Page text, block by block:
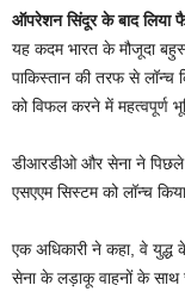
ऑपरेशन सिंदूर के बाद लिया
यह कदम भारत के मौजूदा
पाकिस्तान की तरफ से लॉन्च
को विफल करने में महत्वपूर्ण
डीआरडीओ और सेना ने पिछले
एसएएम सिस्टम को लॉन्च
एक अधिकारी ने कहा, वे युद्ध
सेना के लड़ाकू वाहनों के